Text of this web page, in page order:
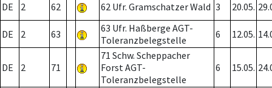
DE
2 62 62 Ufr. Gramschatzer Wald 3 20.05.
DE 2 63
63 Ufr. Haßberge AGT-
Toleranzbelegstelle
6 12.05.
DE 2 71
71 Schw. Scheppacher
Forst AGT-
Toleranzbelegstelle
6 15.05.